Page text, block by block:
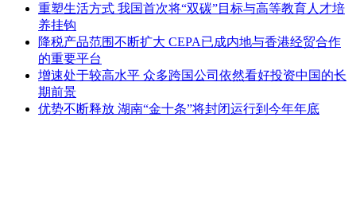
重塑生活方式 我国首次将“双碳”目标与高等教育人才培
养挂钩
降税产品范围不断扩大 CEPA已成内地与香港经贸合作
的重要平台
增速处于较高水平 众多跨国公司依然看好投资中国的长
期前景
优势不断释放 湖南“金十条”将封闭运行到今年年底